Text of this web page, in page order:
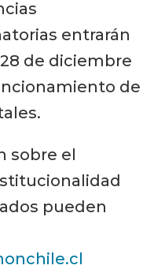
entrarán
de diciembre
de
sobre el
pueden